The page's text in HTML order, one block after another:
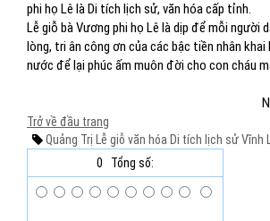
phi họ Lê là Di tích lịch sử, văn hóa cấp tỉnh.
Lễ giỗ bà Vương phi họ Lê là dịp để mỗi người
lòng, tri ân công ơn của các bậc tiền nhân khai
nước để lại phúc ấm muôn đời cho con cháu
Trở về đầu trang
Quảng Trị Lễ giỗ văn hóa Di tích lịch sửVĩnh
0
Tổng số: